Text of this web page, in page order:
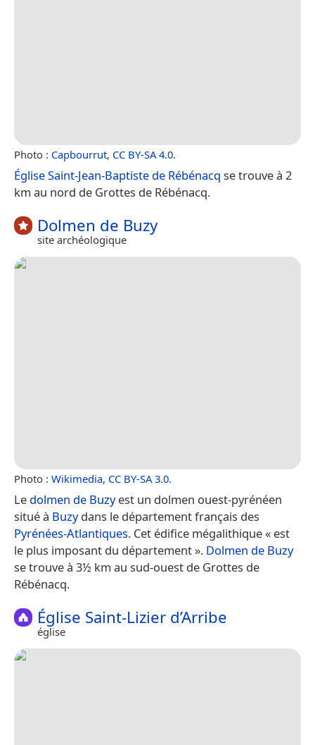
Photo : Capbourrut, CC BY-SA 4.0.
Église Saint-Jean-Baptiste de Rébénacq se trouve à 2
km au nord de Grottes de Rébénacq.
Dolmen de Buzy
site archéologique
Photo : Wikimedia, CC BY-SA 3.0.
Le dolmen de Buzyest un dolmen ouest-pyrénéen
situé à Buzydans le département français des
Pyrénées-Atlantiques. Cet édifice mégalithique « est
le plus imposant du département ». Dolmen de Buzy
se trouve à 3½ km au sud-ouest de Grottes de
Rébénacq.
Église Saint-Lizier d’Arribe
église